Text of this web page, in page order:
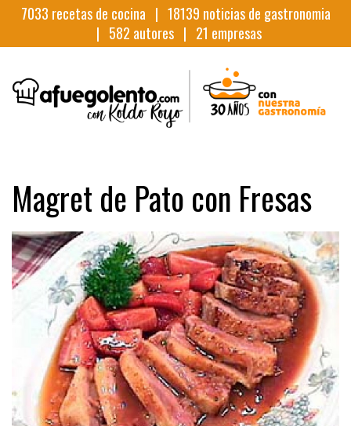
7033 recetas de cocina | 18139 noticias de gastronomia
| 582 autores | 21 empresas
Magret de Pato con Fresas